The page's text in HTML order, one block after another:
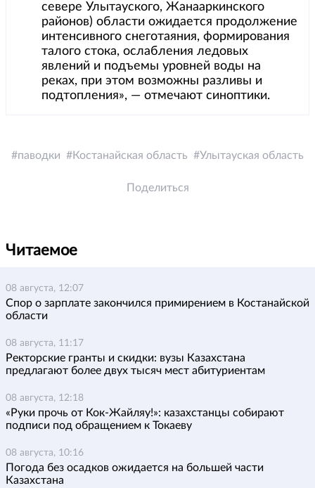
севере Улытауского, Жанааркинского
районов) области ожидается продолжение
интенсивного снеготаяния, формирования
талого стока, ослабления ледовых
явлений и подъемы уровней воды на
реках, при этом возможны разливы и
подтопления», — отмечают синоптики.
паводки Костанайская область Улытауская область
Поделиться
Читаемое
08 августа, 12:07
Спор о зарплате закончился примирением в Костанайской
области
08 августа, 11:17
Ректорские гранты и скидки: вузы Казахстана
предлагают более двух тысяч мест абитуриентам
08 августа, 12:18
«Руки прочь от Кок-Жайляу!»: казахстанцы собирают
подписи под обращением к Токаеву
08 августа, 10:16
Погода без осадков ожидается на большей части
Казахстана